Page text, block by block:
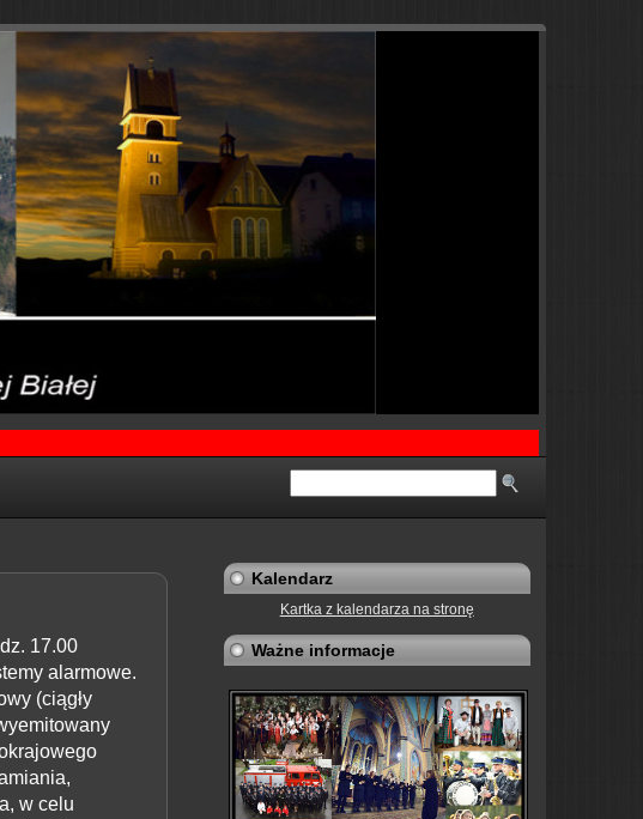
17.00
alarmowe.
(ciągły
w celu
Kalendarz
Kartka z kalendarza na stronę
Ważne informacje